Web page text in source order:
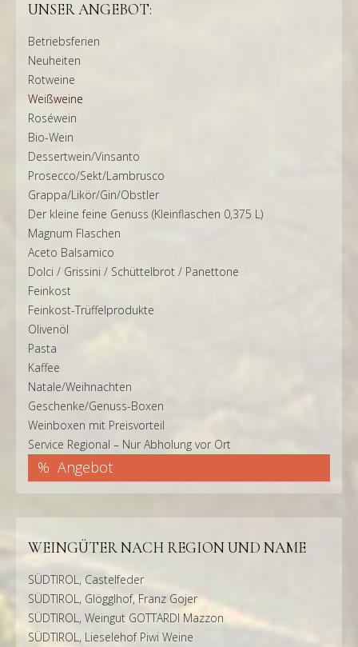
UNSER ANGEBOT:
Betriebsferien
Neuheiten
Rotweine
Weißweine
Roséwein
Bio-Wein
Dessertwein/Vinsanto
Prosecco/Sekt/Lambrusco
Grappa/Likör/Gin/Obstler
Der kleine feine Genuss (Kleinflaschen 0,375 L)
Magnum Flaschen
Aceto Balsamico
Dolci / Grissini / Schüttelbrot / Panettone
Feinkost
Feinkost-Trüffelprodukte
Olivenöl
Pasta
Kaffee
Natale/Weihnachten
Geschenke/Genuss-Boxen
Weinboxen mit Preisvorteil
Service Regional – Nur Abholung vor Ort
Angebot
WEINGÜTER NACH REGION UND NAME
SÜDTIROL, Castelfeder
SÜDTIROL, Glögglhof, Franz Gojer
SÜDTIROL, Weingut GOTTARDI Mazzon
SÜDTIROL, Lieselehof Piwi Weine